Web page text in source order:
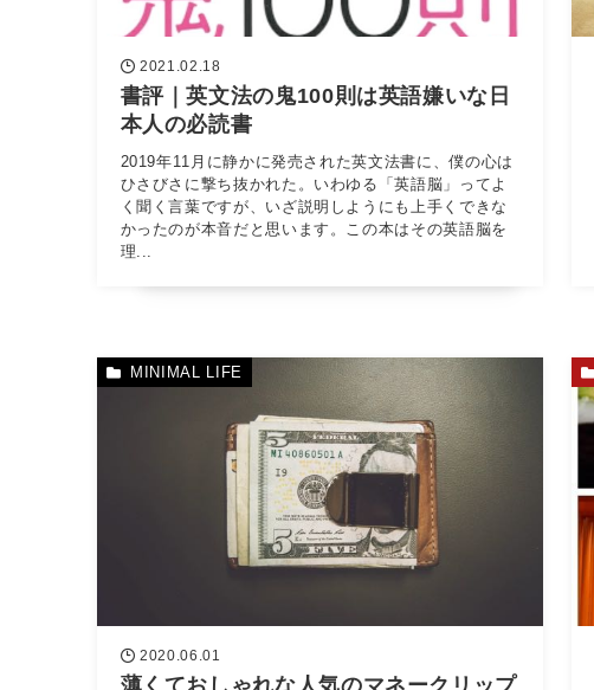
2021.02.18
書評｜英文法の鬼100則は英語嫌いな日
本人の必読書
2019年11月に静かに発売された英文法書に、僕の心は
ひさびさに撃ち抜かれた。いわゆる「英語脳」ってよ
く聞く言葉ですが、いざ説明しようにも上手くできな
かったのが本音だと思います。この本はその英語脳を
理...
2020.06.01
薄くておしゃれな人気のマネークリップ
MINIMAL LIFE